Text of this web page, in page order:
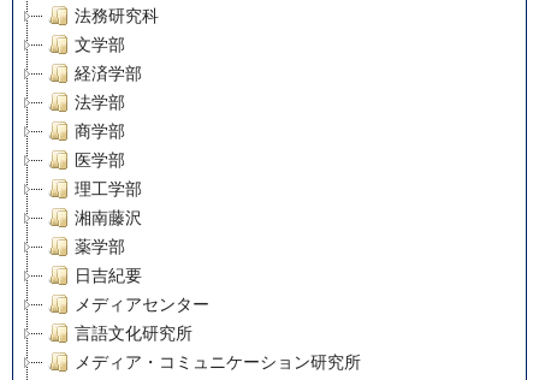
法務研究科
文学部
経済学部
法学部
商学部
医学部
理工学部
湘南藤沢
薬学部
日吉紀要
メディアセンター
言語文化研究所
メディア・コミュニケーション研究所